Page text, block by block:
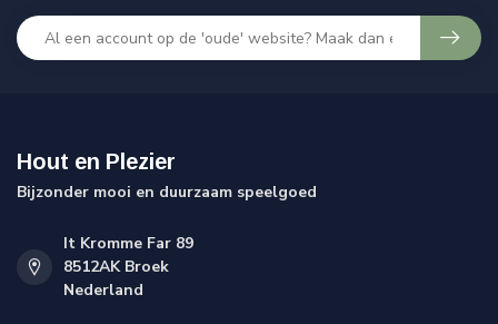
Hout en Plezier
Bijzonder mooi en duurzaam speelgoed
It Kromme Far 89
8512AK Broek
Nederland